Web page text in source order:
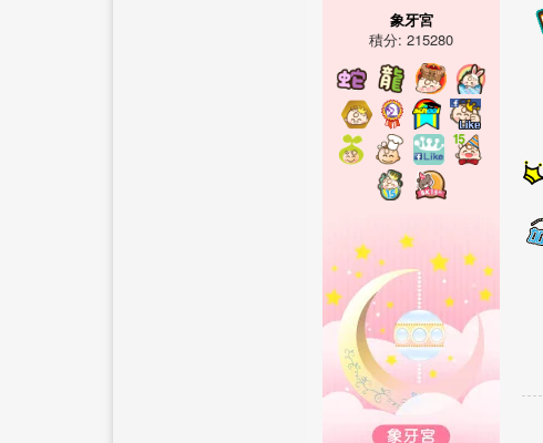
象牙宮
積分: 215280